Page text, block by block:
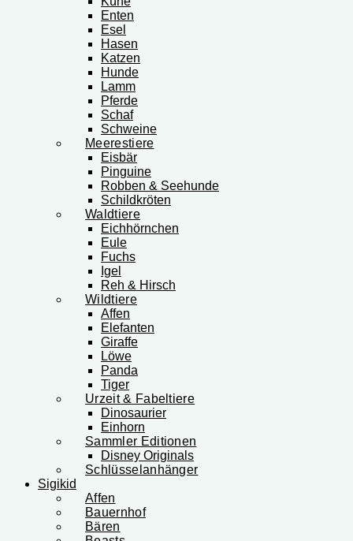
Enten
Esel
Hasen
Katzen
Hunde
Lamm
Pferde
Schaf
Schweine
Meerestiere
Eisbär
Pinguine
Robben & Seehunde
Schildkröten
Waldtiere
Eichhörnchen
Eule
Fuchs
Igel
Reh & Hirsch
Wildtiere
Affen
Elefanten
Giraffe
Löwe
Panda
Tiger
Urzeit & Fabeltiere
Dinosaurier
Einhorn
Sammler Editionen
Disney Originals
Schlüsselanhänger
Sigikid
Affen
Bauernhof
Bären